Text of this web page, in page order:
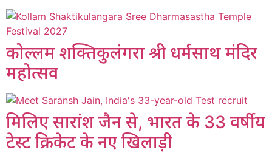
कोल्लम शक्तिकुलंगरा श्री धर्मसाथ मंदिर
महोत्सव
मिलिए सारांश जैन से, भारत के 33 वर्षीय
टेस्ट क्रिकेट के नए खिलाड़ी